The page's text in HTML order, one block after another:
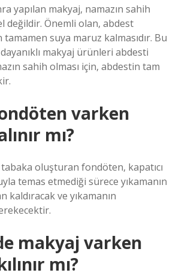
yapılan makyaj, namazın sahih
değildir. Önemli olan, abdest
tamamen suya maruz kalmasıdır. Bu
makyaj ürünleri abdesti
sahih olması için, abdestin tam
varken
mı?
oluşturan fondöten, kapatıcı
temas etmediği sürece yıkamanın
kaldıracak ve yıkamanın
makyaj varken
mı?